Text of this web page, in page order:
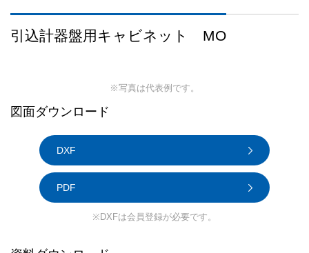
引込計器盤用キャビネット MO
※写真は代表例です。
図面ダウンロード
DXF
PDF
※DXFは会員登録が必要です。